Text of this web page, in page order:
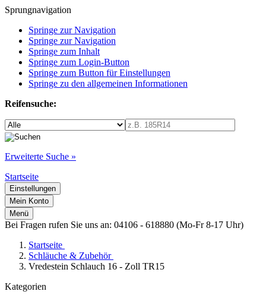
Sprungnavigation
Springe zur Navigation
Springe zur Navigation
Springe zum Inhalt
Springe zum Login-Button
Springe zum Button für Einstellungen
Springe zu den allgemeinen Informationen
Reifensuche:
Erweiterte Suche »
Startseite
Einstellungen
Mein Konto
Menü
Bei Fragen rufen Sie uns an: 04106 - 618880 (Mo-Fr 8-17 Uhr)
Startseite
Schläuche & Zubehör
Vredestein Schlauch 16 - Zoll TR15
Kategorien